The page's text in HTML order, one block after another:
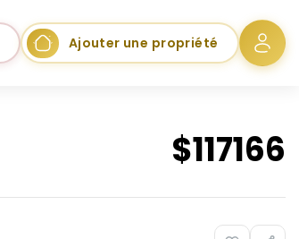
Ajouter une propriété
$117166